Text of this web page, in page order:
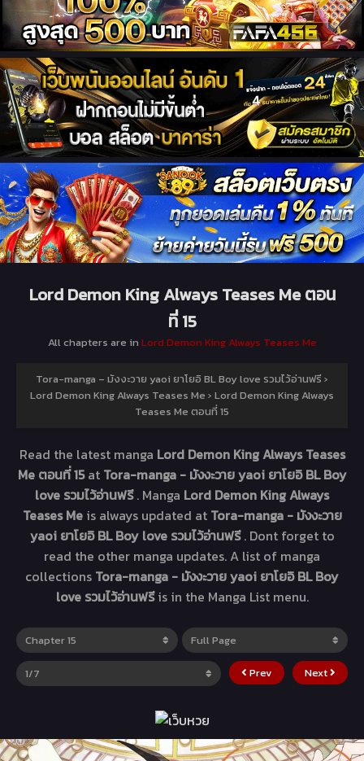
Lord Demon King Always Teases Me ตอน
ที่ 15
All chapters are in Lord Demon King Always Teases Me
Tora-manga – มังงะวาย yaoi ยาโยอิ BL Boy love รวมไว้อ่านฟรี ›
Lord Demon King Always Teases Me › Lord Demon King Always
Teases Me ตอนที่ 15
Read the latest manga Lord Demon King Always Teases
Me ตอนที่ 15at Tora-manga - มังงะวาย yaoi ยาโยอิ BL Boy
love รวมไว้อ่านฟรี. Manga Lord Demon King Always
Teases Me is always updated at Tora-manga - มังงะวาย
yaoi ยาโยอิ BL Boy love รวมไว้อ่านฟรี. Dont forget to
read the other manga updates. A list of manga
collections Tora-manga - มังงะวาย yaoi ยาโยอิ BL Boy
love รวมไว้อ่านฟรีis in the Manga List menu.
Prev Next